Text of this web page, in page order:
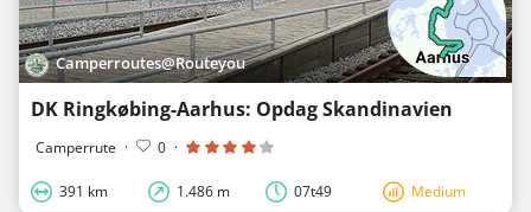
Camperroutes@Routeyou
DK Ringkøbing-Aarhus: Opdag Skandinavien
Camperrute · 0 ·
391 km 1.486 m 07t49 Medium